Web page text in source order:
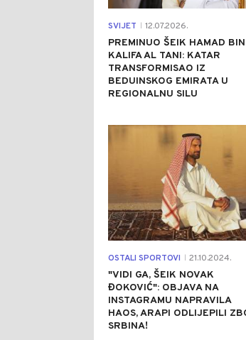
SVIJET 12.07.2026.
PREMINUO ŠEIK HAMAD BIN
KALIFA AL TANI: KATAR
TRANSFORMISAO IZ
BEDUINSKOG EMIRATA U
REGIONALNU SILU
OSTALI SPORTOVI 21.10.2024.
"VIDI GA, ŠEIK NOVAK
ĐOKOVIĆ": OBJAVA NA
INSTAGRAMU NAPRAVILA
HAOS, ARAPI ODLIJEPILI
SRBINA!